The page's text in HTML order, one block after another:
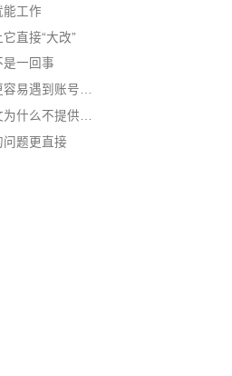
能工作
直接“大改”
一回事
国内用户为什么更容易遇到账号问题
题更直接